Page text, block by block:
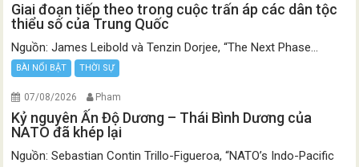
Giai đoạn tiếp theo trong cuộc trấn áp các dân tộc
thiểu số của Trung Quốc
Nguồn: James Leibold và Tenzin Dorjee, “The Next Phase...
BÀI NỔI BẬT THỜI SỰ
07/08/2026 Pham
Kỷ nguyên Ấn Độ Dương – Thái Bình Dương của
NATO đã khép lại
Nguồn: Sebastian Contin Trillo-Figueroa, “NATO’s Indo-Pacific